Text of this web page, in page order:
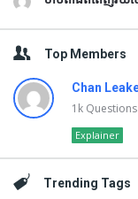
Top Members
Chan
1k Questions
Explainer
Trending Tags